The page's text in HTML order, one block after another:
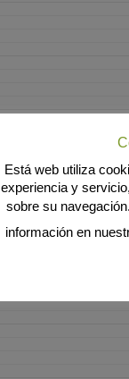
Está web utiliza
experiencia y
sobre su
información en